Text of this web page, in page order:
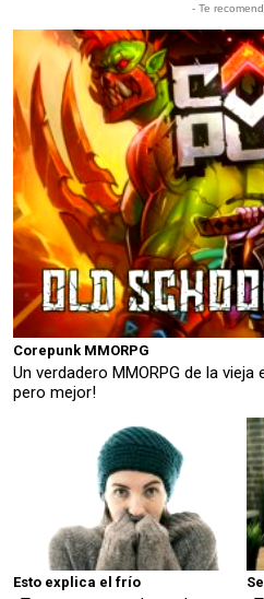
- Te
Corepunk MMORPG
Un verdadero MMORPG de la
pero mejor!
Esto explica el frío